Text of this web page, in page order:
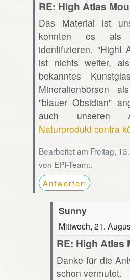
RE: High Atlas
Das Material ist
konnten es als
identifizieren. "Hight
ist nichts weiter,
bekanntes
Mineralienbörsen
"blauer Obsidian"
auch unseren
Naturprodukt contra
Bearbeitet am Freitag,
von EPI-Team:.
Antworten
Sunny
Mittwoch, 21.
RE: High Atlas
Danke für die
schon vermutet.